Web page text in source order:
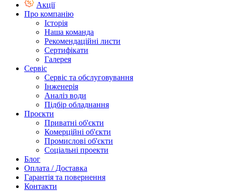
Акції
Про компанію
Історія
Наша команда
Рекомендаційні листи
Сертифікати
Галерея
Сервіс
Сервіс та обслуговування
Інженерія
Аналіз води
Підбір обладнання
Проєкти
Приватні об'єкти
Комерційні об'єкти
Промислові об'єкти
Соціальні проекти
Блог
Оплата / Доставка
Гарантія та повернення
Контакти